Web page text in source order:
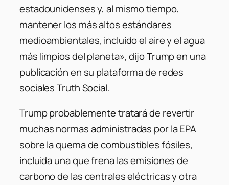
estadounidenses y, al mismo tiempo,
mantener los más altos estándares
medioambientales, incluido el aire y el agua
más limpios del planeta», dijo Trump en una
publicación en su plataforma de redes
sociales Truth Social.
Trump probablemente tratará de revertir
muchas normas administradas por la EPA
sobre la quema de combustibles fósiles,
incluida una que frena las emisiones de
carbono de las centrales eléctricas y otra